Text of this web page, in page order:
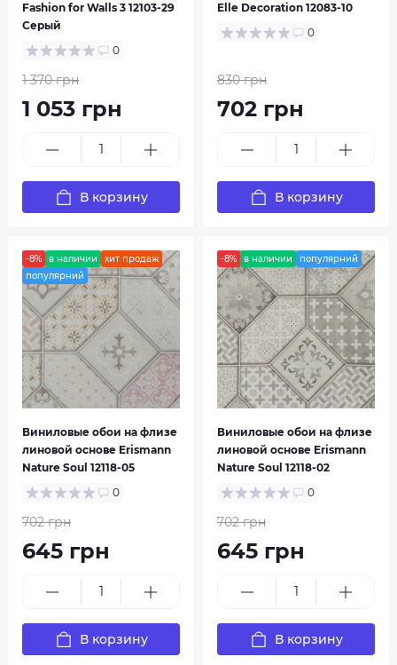
Fashion for Walls 3 12103-29
Серый
0
1 370 грн
1 053 грн
В корзину
Elle Decoration 12083-10
0
830 грн
702 грн
В корзину
-8% в наличии
хит продаж
популярний
Виниловые обои на флизе
линовой основе Erismann
Nature Soul 12118-05
0
702 грн
645 грн
В корзину
-8% в наличии популярний
Виниловые обои на флизе
линовой основе Erismann
Nature Soul 12118-02
0
702 грн
645 грн
В корзину